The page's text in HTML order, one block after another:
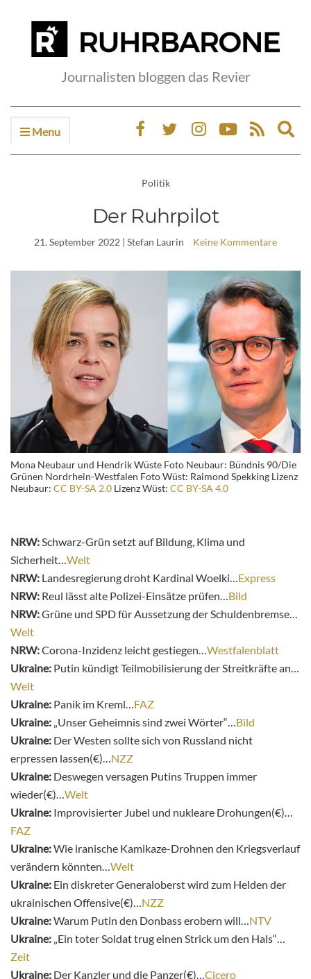
Journalisten bloggen das Revier
Menu
Politik
Der Ruhrpilot
21. September 2022 | Stefan Laurin Keine Kommentare
Mona Neubaur und Hendrik Wüste Foto Neubaur: Bündnis 90/Die
Grünen Nordrhein-Westfalen Foto Wüst: Raimond Spekking Lizenz
Neubaur: CC BY-SA 2.0 Lizenz Wüst: CC BY-SA 4.0
NRW:Schwarz-Grün setzt auf Bildung, Klima und
Sicherheit…Welt
NRW: Landesregierung droht Kardinal Woelki…Express
NRW: Reul lässt alte Polizei-Einsätze prüfen…Bild
NRW:Grüne und SPD für Aussetzung der Schuldenbremse…
Welt
NRW:Corona-Inzidenz leicht gestiegen…Westfalenblatt
Ukraine: Putin kündigt Teilmobilisierung der Streitkräfte an…
Welt
Ukraine: Panik im Kreml…FAZ
Ukraine: „Unser Geheimnis sind zwei Wörter“…Bild
Ukraine: Der Westen sollte sich von Russland nicht
erpressen lassen(€)…NZZ
Ukraine: Deswegen versagen Putins Truppen immer
wieder(€)…Welt
Ukraine: Improvisierter Jubel und nukleare Drohungen(€)…
FAZ
Ukraine:Wie iranische Kamikaze-Drohnen den Kriegsverlauf
verändern könnten…Welt
Ukraine: Ein diskreter Generaloberst wird zum Helden der
ukrainischen Offensive(€)…NZZ
Ukraine:Warum Putin den Donbass erobern will…NTV
Ukraine: „Ein toter Soldat trug einen Strick um den Hals“…
Zeit
Ukraine: Der Kanzler und die Panzer(€)…Cicero